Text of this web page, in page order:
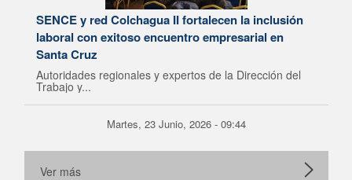
SENCE y red Colchagua II fortalecen la inclusión
laboral con exitoso encuentro empresarial en
Santa Cruz
Autoridades regionales y expertos de la Dirección del
Trabajo y...
Martes, 23 Junio, 2026 - 09:44
Ver más